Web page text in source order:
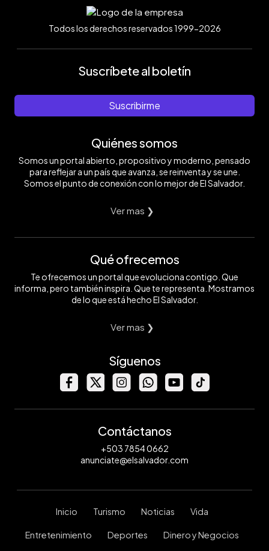
Todos los derechos reservados 1999-2026
Suscríbete al boletín
Suscribirme
Quiénes somos
Somos un portal abierto, propositivo y moderno, pensado
para reflejar a un país que avanza, se reinventa y se une.
Somos el punto de conexión con lo mejor de El Salvador.
Ver mas ❯
Qué ofrecemos
Te ofrecemos un portal que evoluciona contigo. Que
informa, pero también inspira. Que te representa. Mostramos
de lo que está hecho El Salvador.
Ver mas ❯
Síguenos
Contáctanos
+503 7854 0662
anunciate@elsalvador.com
Inicio Turismo Noticias Vida
Entretenimiento Deportes Dinero y Negocios